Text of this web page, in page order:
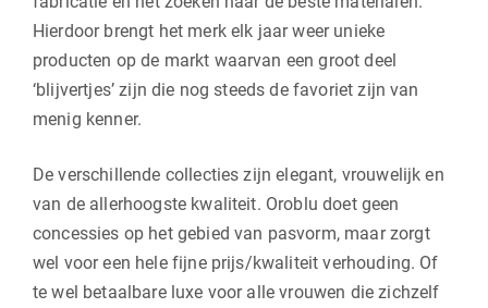
Hierdoor brengt het merk elk jaar weer unieke
producten op de markt waarvan een groot deel
‘blijvertjes’ zijn die nog steeds de favoriet zijn van
menig kenner.
De verschillende collecties zijn elegant, vrouwelijk en
van de allerhoogste kwaliteit. Oroblu doet geen
concessies op het gebied van pasvorm, maar zorgt
wel voor een hele fijne prijs/kwaliteit verhouding. Of
te wel betaalbare luxe voor alle vrouwen die zichzelf